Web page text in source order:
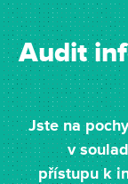
Audit
Jste na
v
přístupu k